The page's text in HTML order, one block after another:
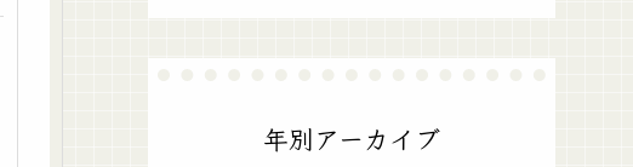
年別アーカイブ